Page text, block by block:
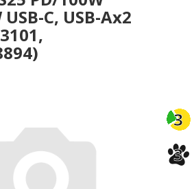
C, USB-Ax2
3
3